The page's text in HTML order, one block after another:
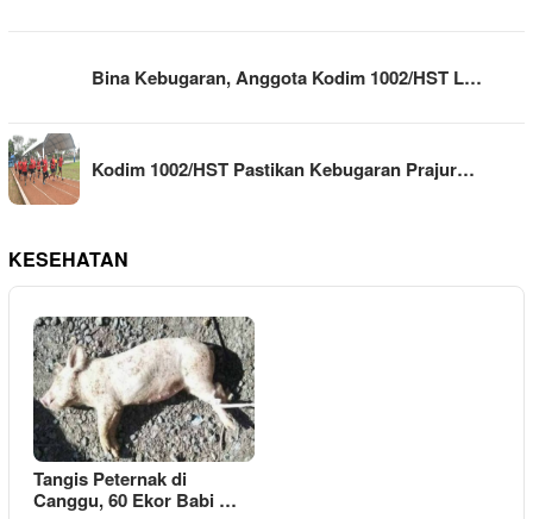
Bina Kebugaran, Anggota Kodim 1002/HST L…
Kodim 1002/HST Pastikan Kebugaran Prajur…
KESEHATAN
Tangis Peternak di
Canggu, 60 Ekor Babi …